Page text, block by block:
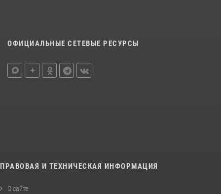
ОФИЦИАЛЬНЫЕ СЕТЕВЫЕ РЕСУРСЫ
ПРАВОВАЯ И ТЕХНИЧЕСКАЯ ИНФОРМАЦИЯ
О сайте